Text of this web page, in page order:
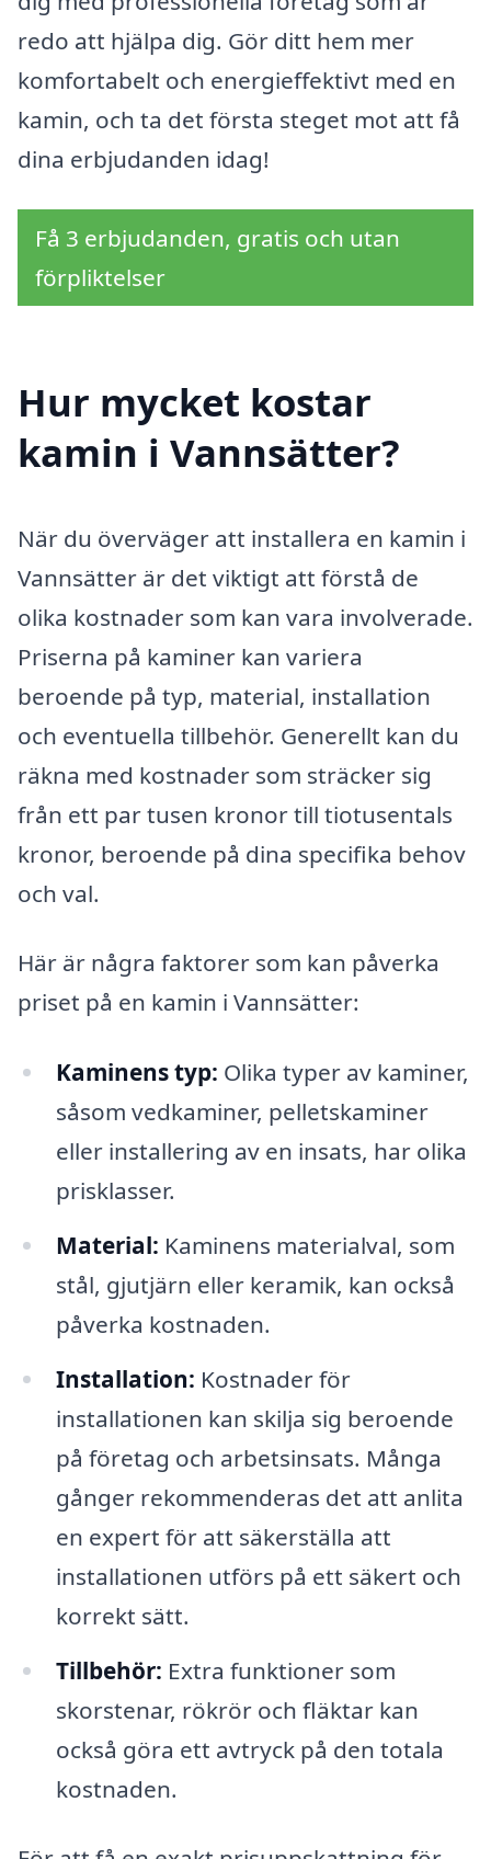
redo att hjälpa dig. Gör ditt hem mer
komfortabelt och energieffektivt med en
kamin, och ta det första steget mot att få
dina erbjudanden idag!
Få 3 erbjudanden, gratis och utan
förpliktelser
Hur mycket kostar
kamin i Vannsätter?
När du överväger att installera en kamin i
Vannsätter är det viktigt att förstå de
olika kostnader som kan vara involverade.
Priserna på kaminer kan variera
beroende på typ, material, installation
och eventuella tillbehör. Generellt kan du
räkna med kostnader som sträcker sig
från ett par tusen kronor till tiotusentals
kronor, beroende på dina specifika behov
och val.
Här är några faktorer som kan påverka
priset på en kamin i Vannsätter:
Kaminens typ: Olika typer av kaminer,
såsom vedkaminer, pelletskaminer
eller installering av en insats, har olika
prisklasser.
Material: Kaminens materialval, som
stål, gjutjärn eller keramik, kan också
påverka kostnaden.
Installation: Kostnader för
installationen kan skilja sig beroende
på företag och arbetsinsats. Många
gånger rekommenderas det att anlita
en expert för att säkerställa att
installationen utförs på ett säkert och
korrekt sätt.
Tillbehör: Extra funktioner som
skorstenar, rökrör och fläktar kan
också göra ett avtryck på den totala
kostnaden.